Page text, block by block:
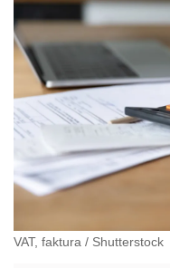
VAT, faktura / Shutterstock